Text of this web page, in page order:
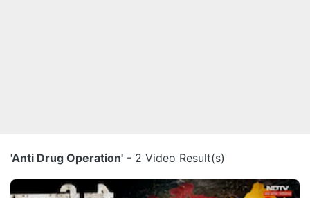
'Anti Drug Operation' - 2 Video Result(s)